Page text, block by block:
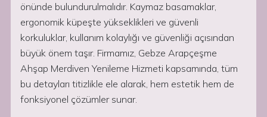
önünde bulundurulmalıdır. Kaymaz basamaklar,
ergonomik küpeşte yükseklikleri ve güvenli
korkuluklar, kullanım kolaylığı ve güvenliği açısından
büyük önem taşır. Firmamız, Gebze Arapçeşme
Ahşap Merdiven Yenileme Hizmeti kapsamında, tüm
bu detayları titizlikle ele alarak, hem estetik hem de
fonksiyonel çözümler sunar.